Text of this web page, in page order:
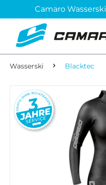
Camaro Wasserski
Wasserski Blacktec